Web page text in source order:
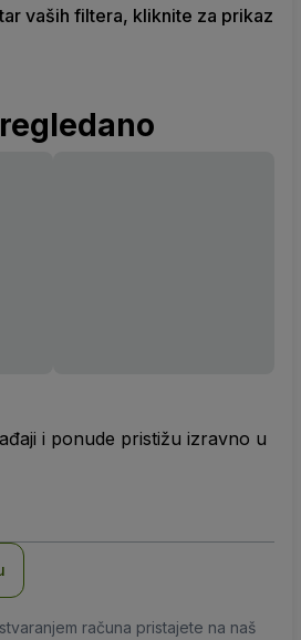
vaših filtera, kliknite za prikaz
i ponude pristižu izravno u
računa pristajete na naš